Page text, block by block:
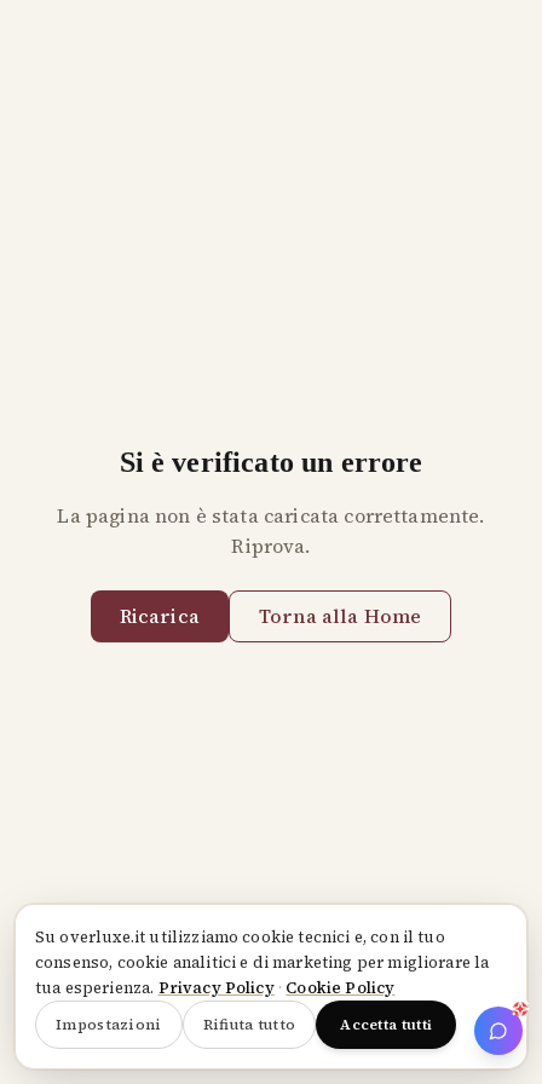
Suoverluxe.itutilizziamo cookie tecnici e, con il tuo
consenso, cookie analitici e di marketing per migliorare la
tua esperienza. Privacy Policy· Cookie Policy
Impostazioni Rifiuta tutto Accetta tutti
Si è verificato un errore
La pagina non è stata caricata correttamente.
Riprova.
Ricarica Torna alla Home